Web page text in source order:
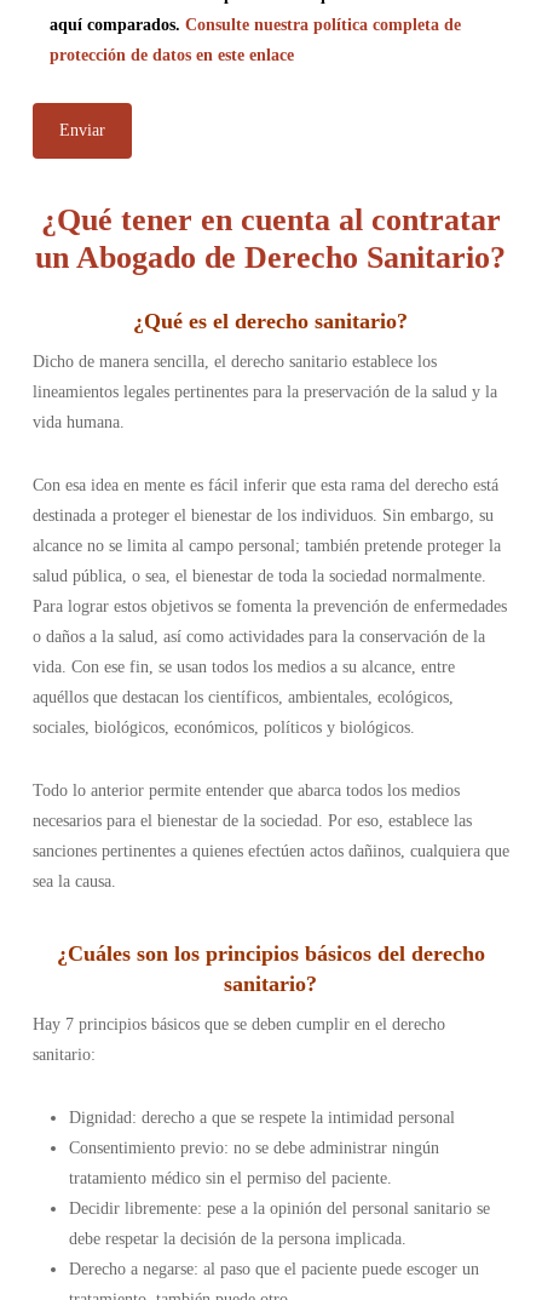
aquí comparados. Consulte nuestra política completa de
protección de datos en este enlace
¿Qué tener en cuenta al contratar
un Abogado de Derecho Sanitario?
¿Qué es el derecho sanitario?
Dicho de manera sencilla, el derecho sanitario establece los
lineamientos legales pertinentes para la preservación de la salud y la
vida humana.
Con esa idea en mente es fácil inferir que esta rama del derecho está
destinada a proteger el bienestar de los individuos. Sin embargo, su
alcance no se limita al campo personal; también pretende proteger la
salud pública, o sea, el bienestar de toda la sociedad normalmente.
Para lograr estos objetivos se fomenta la prevención de enfermedades
o daños a la salud, así como actividades para la conservación de la
vida. Con ese fin, se usan todos los medios a su alcance, entre
aquéllos que destacan los científicos, ambientales, ecológicos,
sociales, biológicos, económicos, políticos y biológicos.
Todo lo anterior permite entender que abarca todos los medios
necesarios para el bienestar de la sociedad. Por eso, establece las
sanciones pertinentes a quienes efectúen actos dañinos, cualquiera que
sea la causa.
¿Cuáles son los principios básicos del derecho
sanitario?
Hay 7 principios básicos que se deben cumplir en el derecho
sanitario:
Dignidad: derecho a que se respete la intimidad personal
Consentimiento previo: no se debe administrar ningún
tratamiento médico sin el permiso del paciente.
Decidir libremente: pese a la opinión del personal sanitario se
debe respetar la decisión de la persona implicada.
Derecho a negarse: al paso que el paciente puede escoger un